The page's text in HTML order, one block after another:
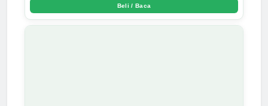
Beli / Baca